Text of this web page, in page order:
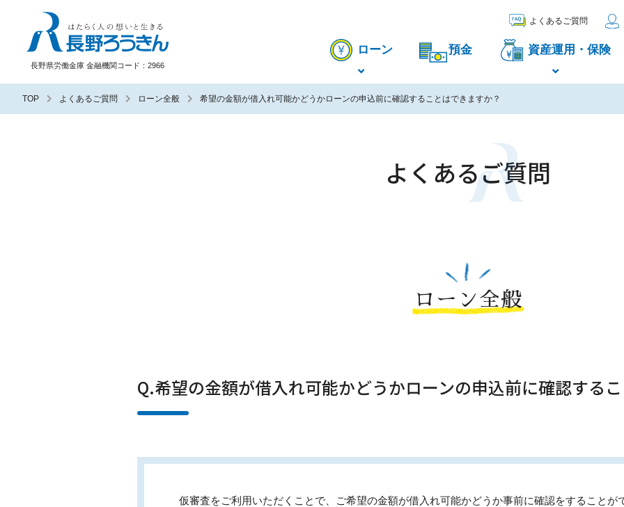
長野県労働金庫 金融機関コード：2966
ローン 預金 資産運用・保険
よくあるご質問
TOP よくあるご質問 ローン全般 希望の金額が借入れ可能かどうかローンの申込前に確認することはできますか？
よくあるご質問
ローン全般
Q.希望の金額が借入れ可能かどうかローンの申込前に確認する
仮審査をご利用いただくことで、ご希望の金額が借入れ可能かどうか事前に確認をすることが